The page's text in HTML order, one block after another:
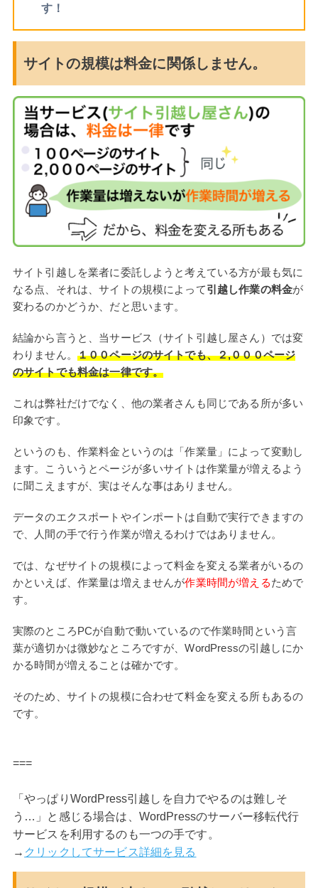
す！
サイトの規模は料金に関係しません。
サイト引越しを業者に委託しようと考えている方が最も気に
なる点、それは、サイトの規模によって引越し作業の料金が
変わるのかどうか、だと思います。
結論から言うと、当サービス（サイト引越し屋さん）では変
わりません。 １００ページのサイトでも、２,０００ページ
のサイトでも料金は一律です。
これは弊社だけでなく、他の業者さんも同じである所が多い
印象です。
というのも、作業料金というのは「作業量」によって変動し
ます。こういうとページが多いサイトは作業量が増えるよう
に聞こえますが、実はそんな事はありません。
データのエクスポートやインポートは自動で実行できますの
で、人間の手で行う作業が増えるわけではありません。
では、なぜサイトの規模によって料金を変える業者がいるの
かといえば、作業量は増えませんが作業時間が増えるためで
す。
実際のところPCが自動で動いているので作業時間という言
葉が適切かは微妙なところですが、WordPressの引越しにか
かる時間が増えることは確かです。
そのため、サイトの規模に合わせて料金を変える所もあるの
です。
===
「やっぱりWordPress引越しを自力でやるのは難しそ
う…」と感じる場合は、WordPressのサーバー移転代行
サービスを利用するのも一つの手です。
→ クリックしてサービス詳細を見る